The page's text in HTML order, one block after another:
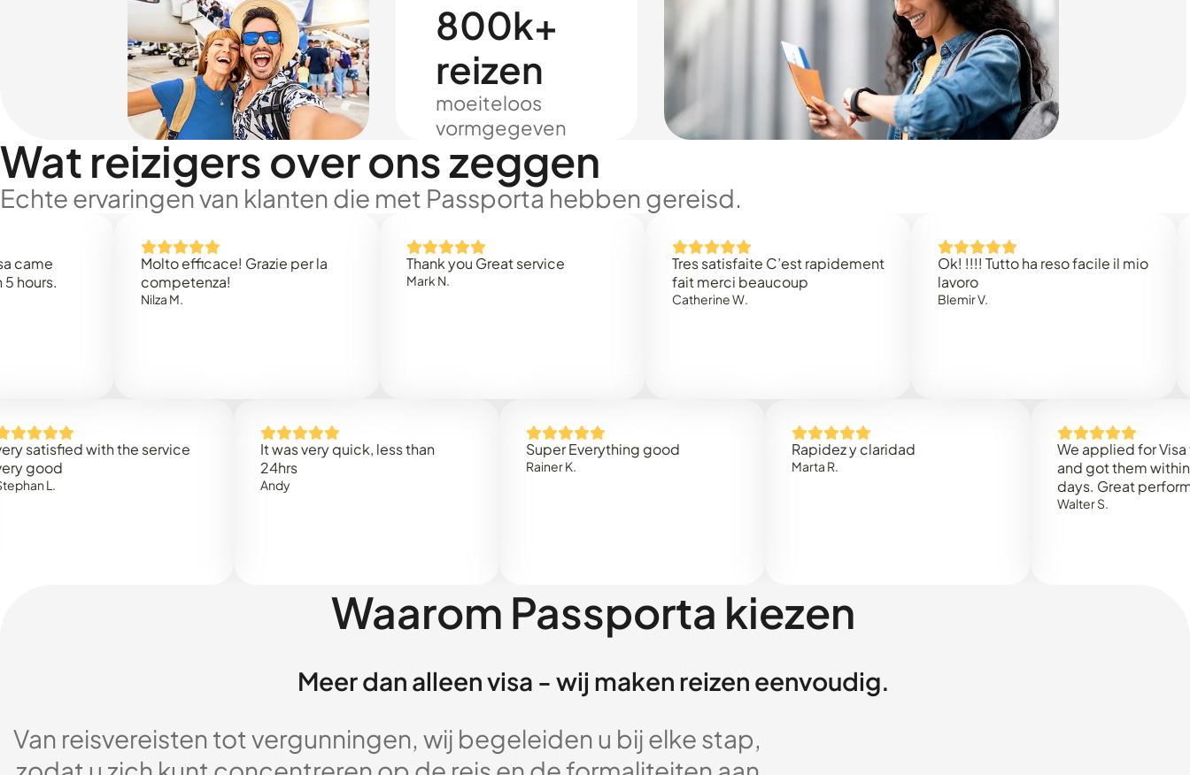
800k+
reizen
moeiteloos
vormgegeven
Wat reizigers over ons zeggen
Echte ervaringen van klanten die met Passporta hebben gereisd.
Molto efficace! Grazie per la
competenza!
Thank you Great service
Tres satisfaite C’est rapidement
fait merci beaucoup
Catherine W.
Ok! !!!! Tutto ha reso facile il mio
with the service
It was very quick, less than
Super Everything good Rapidez y claridad
We applied for Visa to
and got them within 3
days. Great performance!
Walter S.
Waarom Passporta kiezen
Meer dan alleen visa - wij maken reizen eenvoudig.
Van reisvereisten tot vergunningen, wij begeleiden u bij elke stap,